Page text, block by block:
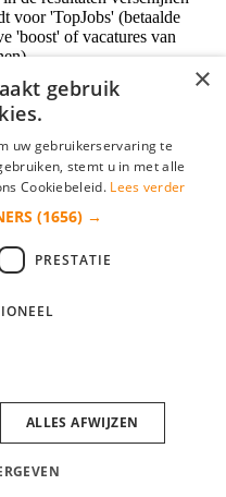
voor 'TopJobs' (betaalde
'boost' of vacatures van
×
gebruik
uw gebruikerservaring te
stemt u in met alle
Cookiebeleid. Lees verder
(1656) →
PRESTATIE
ALLES AFWIJZEN